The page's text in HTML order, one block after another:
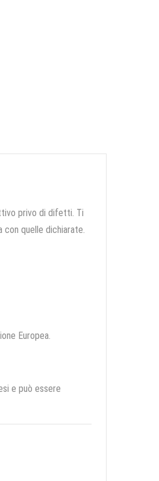
privo di difetti. Ti
quelle dichiarate.
Europea.
e può essere